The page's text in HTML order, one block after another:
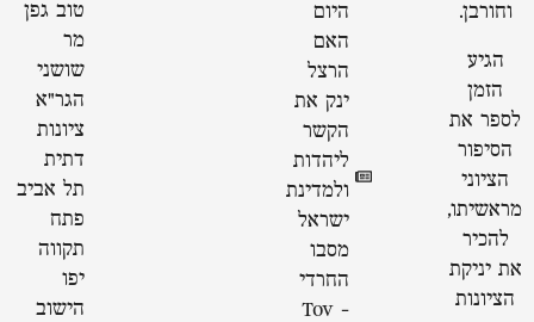
וחורבן.
הגיע
הזמן
לספר את
הסיפור
הציוני
מראשיתו,
להכיר
את יניקת
הציונות
היום
האם
הרצל
ינק את
הקשר
ליהדות
ולמדינת
ישראל
מסבו
החרדי
- Tov
טוב גפן
מר
שושני
הגר"א
ציונות
דתית
תל אביב
פתח
תקווה
יפו
הישוב